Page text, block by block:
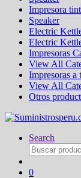
Impresora
Speaker
Electric
Electric
Impresoras
View All
Impresoras a
View All
Otros
Search
Buscar
por:
0